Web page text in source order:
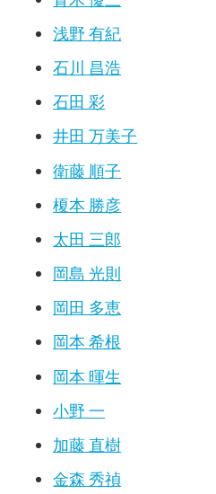
浅野 有紀
石川 昌浩
石田 彩
井田 万美子
衛藤 順子
榎本 勝彦
太田 三郎
岡島 光則
岡田 多恵
岡本 希根
岡本 暉生
小野 一
加藤 直樹
金森 秀禎